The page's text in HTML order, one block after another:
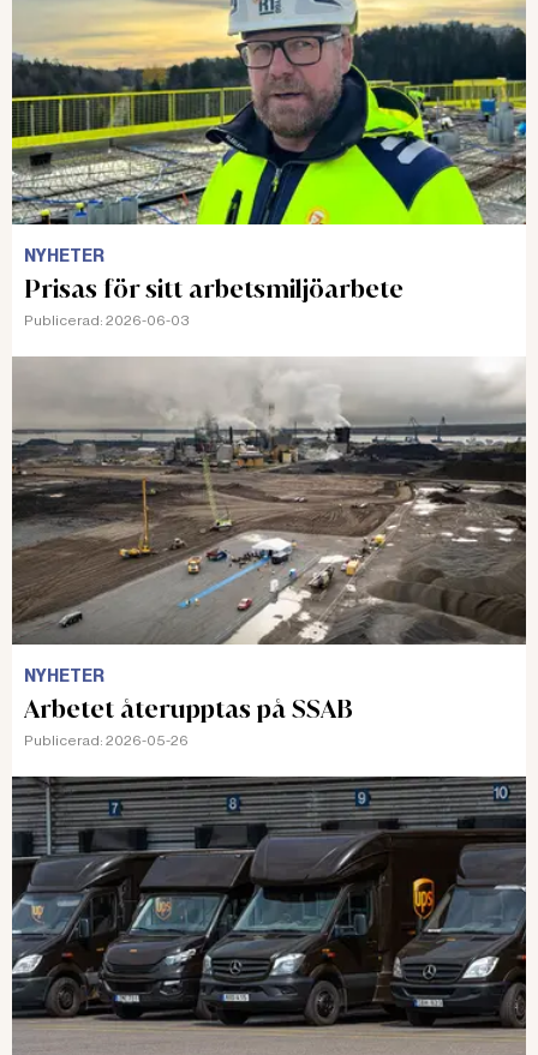
NYHETER
Prisas för sitt arbetsmiljöarbete
Publicerad: 2026-06-03
NYHETER
Arbetet återupptas på SSAB
Publicerad: 2026-05-26